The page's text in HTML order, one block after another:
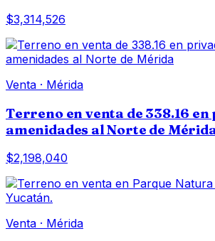
$3,314,526
Venta · Mérida
Terreno en venta de 338.16
amenidades al Norte de
$2,198,040
Venta · Mérida